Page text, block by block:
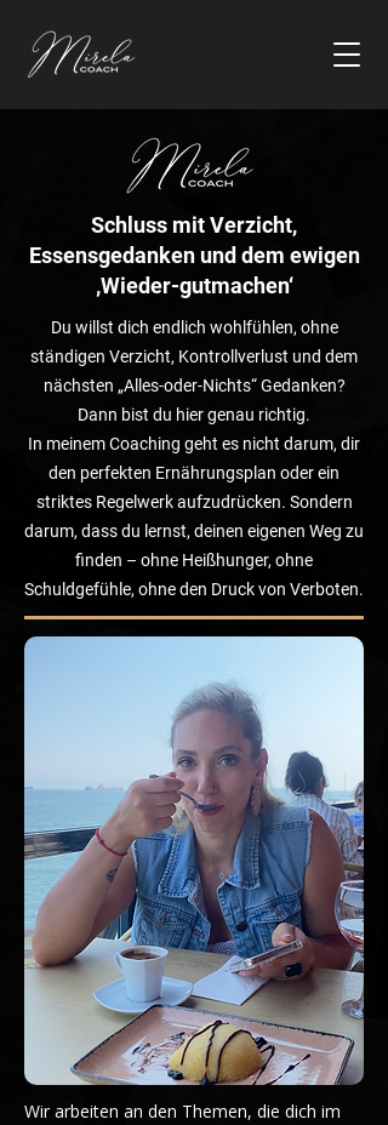
Schluss mit Verzicht,
Essensgedanken und dem ewigen
‚Wieder-gutmachen‘
Du willst dich endlich wohlfühlen, ohne
ständigen Verzicht, Kontrollverlust und dem
nächsten „Alles-oder-Nichts“ Gedanken?
Dann bist du hier genau richtig.
In meinem Coaching geht es nicht darum, dir
den perfekten Ernährungsplan oder ein
striktes Regelwerk aufzudrücken. Sondern
darum, dass du lernst, deinen eigenen Weg zu
finden – ohne Heißhunger, ohne
Schuldgefühle, ohne den Druck von Verboten.
Wir arbeiten an den Themen, die dich im